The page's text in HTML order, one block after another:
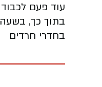
עוד פעם
בתוך כך,
בחדרי חרדים